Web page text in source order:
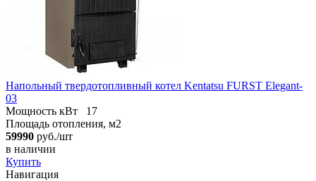
Напольный твердотопливный котел Kentatsu FURST Elegant-
03
Мощность кВт
17
Площадь отопления, м2
59990 руб./шт
в наличии
Купить
Навигация